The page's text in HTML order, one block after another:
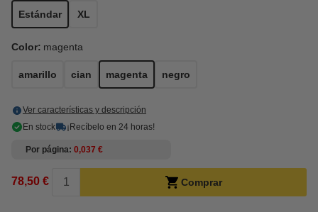
Estándar XL
Color: magenta
amarillo cian magenta negro
Ver características y descripción
En stock
¡Recíbelo en 24 horas!
Por página 0,037 €
78,50 € Comprar